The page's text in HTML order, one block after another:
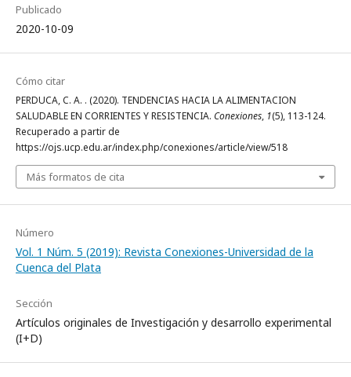
Publicado
2020-10-09
Cómo citar
PERDUCA, C. A. . (2020). TENDENCIAS HACIA LA ALIMENTACION
SALUDABLE EN CORRIENTES Y RESISTENCIA. Conexiones, 1(5), 113-124.
Recuperado a partir de
https://ojs.ucp.edu.ar/index.php/conexiones/article/view/518
Más formatos de cita
Número
Vol. 1 Núm. 5 (2019): Revista Conexiones-Universidad de la
Cuenca del Plata
Sección
Artículos originales de Investigación y desarrollo experimental
(I+D)